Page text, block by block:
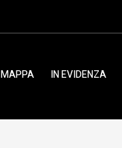
MAPPA IN EVIDENZA